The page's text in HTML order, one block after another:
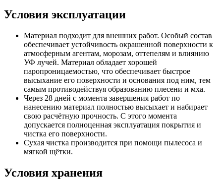
Условия эксплуатации
Материал подходит для внешних работ. Особый состав
обеспечивает устойчивость окрашенной поверхности к
атмосферным агентам, морозам, оттепелям и влиянию
УФ лучей. Материал обладает хорошей
паропроницаемостью, что обеспечивает быстрое
высыхание его поверхности и основания под ним, тем
самым противодействуя образованию плесени и мха.
Через 28 дней с момента завершения работ по
нанесению материал полностью высыхает и набирает
свою расчётную прочность. С этого момента
допускается полноценная эксплуатация покрытия и
чистка его поверхности.
Сухая чистка производится при помощи пылесоса и
мягкой щётки.
Условия хранения